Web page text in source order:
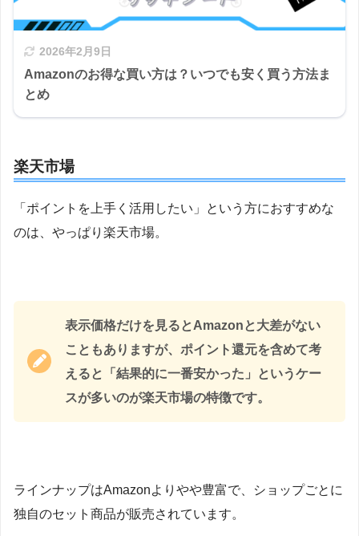
2026年2月9日
Amazonのお得な買い方は？いつでも安く買う方法ま
とめ
楽天市場
「ポイントを上手く活用したい」という方におすすめな
のは、やっぱり楽天市場。
表示価格だけを見るとAmazonと大差がない
こともありますが、ポイント還元を含めて考
えると「結果的に一番安かった」というケー
スが多いのが楽天市場の特徴です。
ラインナップはAmazonよりやや豊富で、ショップごとに
独自のセット商品が販売されています。